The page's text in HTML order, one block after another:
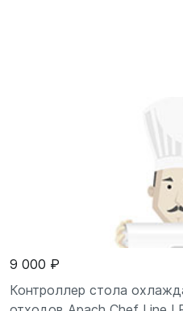
9 000 ₽
Контроллер стола